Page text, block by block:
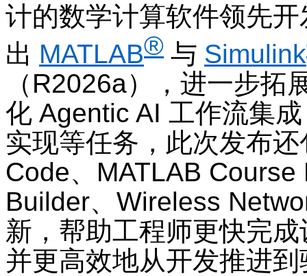
计的数学计算软件领先开
出 MATLAB® 与 Simulink
（ R2026a），进一步拓
化 Agentic AI 工作流集
实现等任务，此次发布
Code、 MATLAB Course
Builder、 Wireless
新，帮助工程师更快完
并更高效地从开发推进